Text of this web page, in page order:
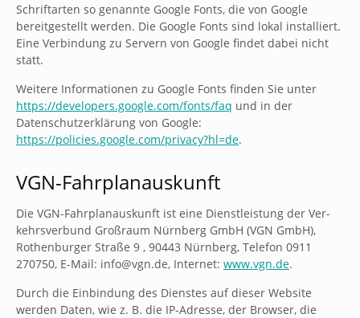
Schriftarten so genannte Google Fonts, die von Google
bereitgestellt werden. Die Google Fonts sind lokal installiert.
Eine Verbindung zu Servern von Google findet dabei nicht
statt.
Weitere Informationen zu Google Fonts finden Sie unter
https://developers.google.com/fonts/faq und in der
Datenschutzerklärung von Google:
https://policies.google.com/privacy?hl=de.
VGN-Fahr­plan­aus­kunft
Die VGN-Fahr­plan­aus­kunft ist eine Dienst­leis­tung der Ver­
kehrs­ver­bund Groß­raum Nürn­berg GmbH (VGN GmbH),
Rothen­burger Straße 9 , 90443 Nürn­berg, Telefon 0911
270750, E-Mail: info@vgn.de, Internet: www.vgn.de.
Durch die Einbindung des Dienstes auf dieser Website
werden Daten, wie z. B. die IP-Adres­se, der Brow­ser, die